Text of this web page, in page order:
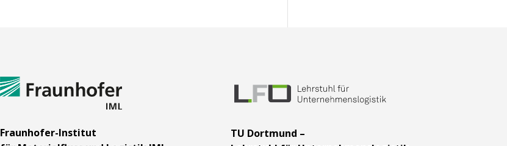
Fraunhofer-Institut
TU Dortmund –